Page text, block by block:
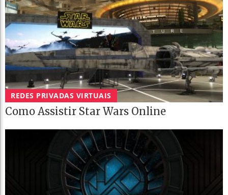
REDES PRIVADAS VIRTUAIS
Como Assistir Star Wars Online